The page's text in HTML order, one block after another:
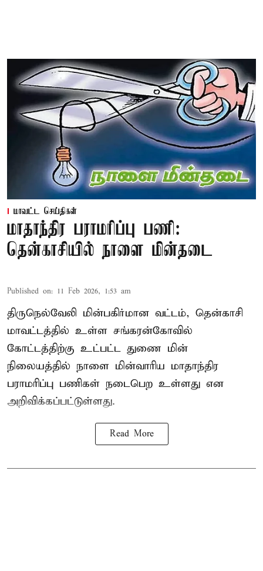
மாவட்ட செய்திகள்
மாதாந்திர பராமரிப்பு பணி:
தென்காசியில் நாளை மின்தடை
Published on: 11 Feb 2026, 1:53 am
திருநெல்வேலி மின்பகிர்மான வட்டம், தென்காசி
மாவட்டத்தில் உள்ள சங்கரன்கோவில்
கோட்டத்திற்கு உட்பட்ட துணை மின்
நிலையத்தில் நாளை மின்வாரிய மாதாந்திர
பராமரிப்பு பணிகள் நடைபெற உள்ளது என
அறிவிக்கப்பட்டுள்ளது.
Read More